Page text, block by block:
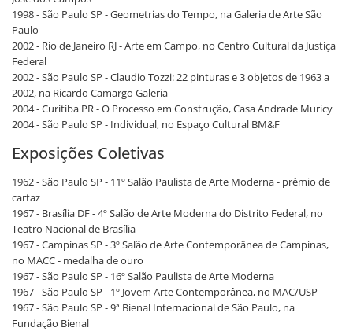
1998 - São Paulo SP - Geometrias do Tempo, na Galeria de Arte São
Paulo
2002 - Rio de Janeiro RJ - Arte em Campo, no Centro Cultural da Justiça
Federal
2002 - São Paulo SP - Claudio Tozzi: 22 pinturas e 3 objetos de 1963 a
2002, na Ricardo Camargo Galeria
2004 - Curitiba PR - O Processo em Construção, Casa Andrade Muricy
2004 - São Paulo SP - Individual, no Espaço Cultural BM&F
Exposições Coletivas
1962 - São Paulo SP - 11º Salão Paulista de Arte Moderna - prêmio de
cartaz
1967 - Brasília DF - 4º Salão de Arte Moderna do Distrito Federal, no
Teatro Nacional de Brasília
1967 - Campinas SP - 3º Salão de Arte Contemporânea de Campinas,
no MACC - medalha de ouro
1967 - São Paulo SP - 16º Salão Paulista de Arte Moderna
1967 - São Paulo SP - 1º Jovem Arte Contemporânea, no MAC/USP
1967 - São Paulo SP - 9ª Bienal Internacional de São Paulo, na
Fundação Bienal